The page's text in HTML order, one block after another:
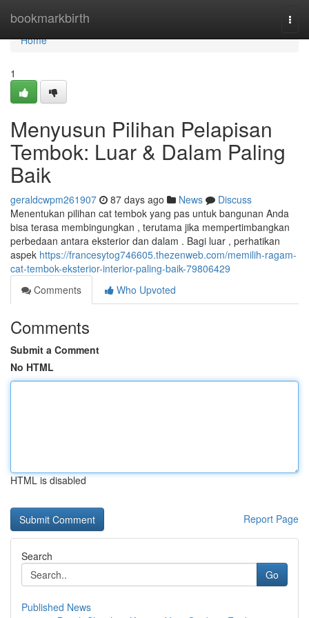
bookmarkbirth
Home
Home
1
Menyusun Pilihan Pelapisan
Tembok: Luar & Dalam Paling
Baik
geraldcwpm261907 87 days ago News
Discuss
Menentukan pilihan cat tembok yang pas untuk bangunan Anda
bisa terasa membingungkan , terutama jika mempertimbangkan
perbedaan antara eksterior dan dalam . Bagi luar , perhatikan
aspek https://francesytog746605.thezenweb.com/memilih-ragam-
cat-tembok-eksterior-interior-paling-baik-79806429
Comments
Who Upvoted
Comments
Submit a Comment
No HTML
HTML is disabled
Report Page
Search
Go
Published News